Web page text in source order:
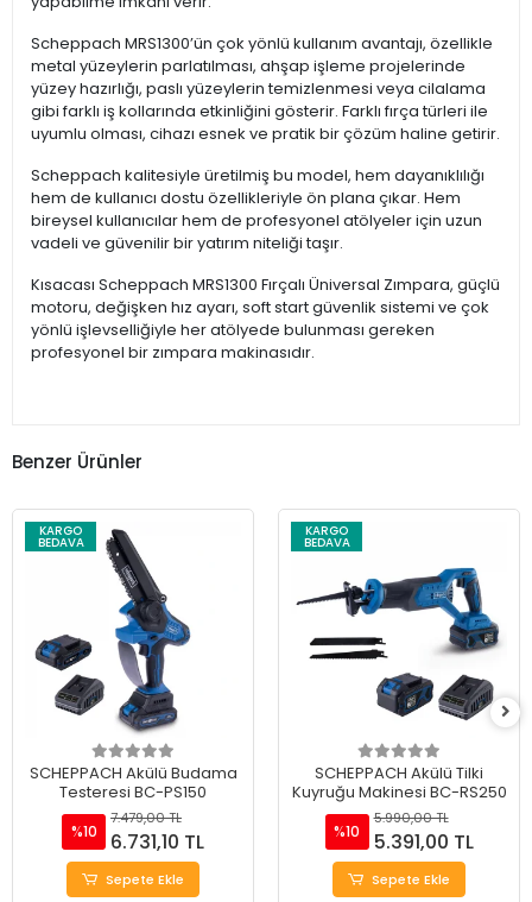
Scheppach MRS1300’ün çok yönlü kullanım avantajı, özellikle
metal yüzeylerin parlatılması, ahşap işleme projelerinde
yüzey hazırlığı, paslı yüzeylerin temizlenmesi veya cilalama
gibi farklı iş kollarında etkinliğini gösterir. Farklı fırça türleri ile
uyumlu olması, cihazı esnek ve pratik bir çözüm haline getirir.
Scheppach kalitesiyle üretilmiş bu model, hem dayanıklılığı
hem de kullanıcı dostu özellikleriyle ön plana çıkar. Hem
bireysel kullanıcılar hem de profesyonel atölyeler için uzun
vadeli ve güvenilir bir yatırım niteliği taşır.
Kısacası Scheppach MRS1300 Fırçalı Üniversal Zımpara, güçlü
motoru, değişken hız ayarı, soft start güvenlik sistemi ve çok
yönlü işlevselliğiyle her atölyede bulunması gereken
profesyonel bir zımpara makinasıdır.
Benzer Ürünler
KARGO
BEDAVA
SCHEPPACH Akülü Budama
Testeresi BC-PS150
%10
7.479,00 TL
6.731,10 TL
Sepete Ekle
KARGO
BEDAVA
SCHEPPACH Akülü Tilki
Kuyruğu Makinesi BC-RS250
%10
5.990,00 TL
5.391,00 TL
Sepete Ekle